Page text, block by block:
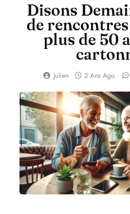
Disons
de
plus de 50
Julien 2 Ans Ago